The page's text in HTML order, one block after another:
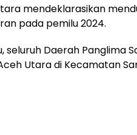
mendeklarasikan
pada pemilu 2024.
seluruh Daerah Panglima
Utara di Kecamatan